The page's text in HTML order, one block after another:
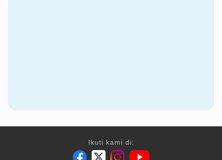
Ikuti kami di: